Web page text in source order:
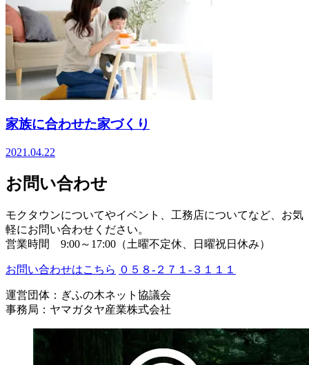
家族に合わせた家づくり
2021.04.22
お問い合わせ
モクタウンについてやイベント、工務店についてなど、お気
軽にお問い合わせください。
営業時間 9:00～17:00（土曜不定休、日曜祝日休み）
お問い合わせはこちら ０５８-２７１-３１１１
運営団体：ぎふの木ネット協議会
事務局：ヤマガタヤ産業株式会社